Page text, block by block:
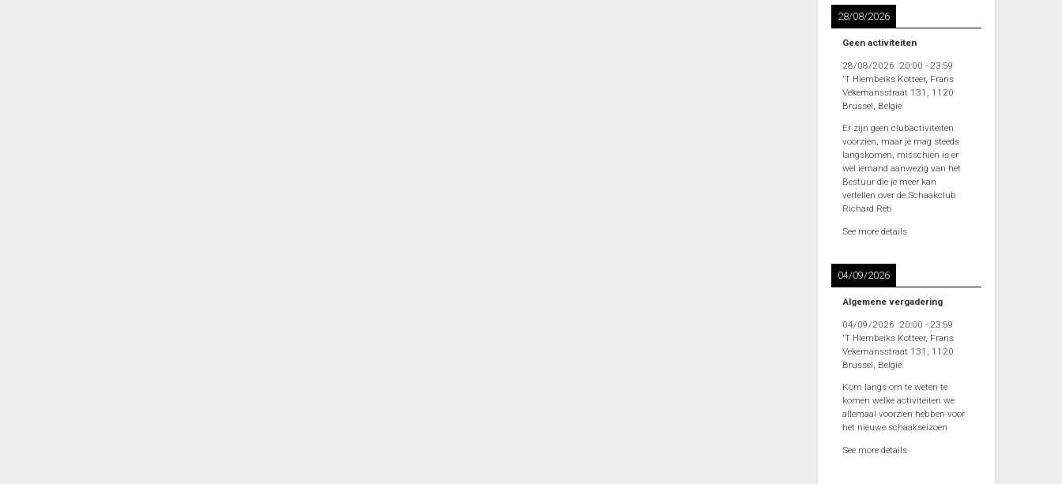
28/08/2026
Geen activiteiten
28/08/2026 20:00 - 23:59
'T Hiembeiks Kotteer, Frans
Vekemansstraat 131, 1120
Brussel, België
Er zijn geen clubactiviteiten
voorzien, maar je mag steeds
langskomen, misschien is er
wel iemand aanwezig van het
Bestuur die je meer kan
vertellen over de Schaakclub
Richard Réti
See more details
04/09/2026
Algemene vergadering
04/09/2026 20:00 - 23:59
'T Hiembeiks Kotteer, Frans
Vekemansstraat 131, 1120
Brussel, België
Kom langs om te weten te
komen welke activiteiten we
allemaal voorzien hebben voor
het nieuwe schaakseizoen
See more details